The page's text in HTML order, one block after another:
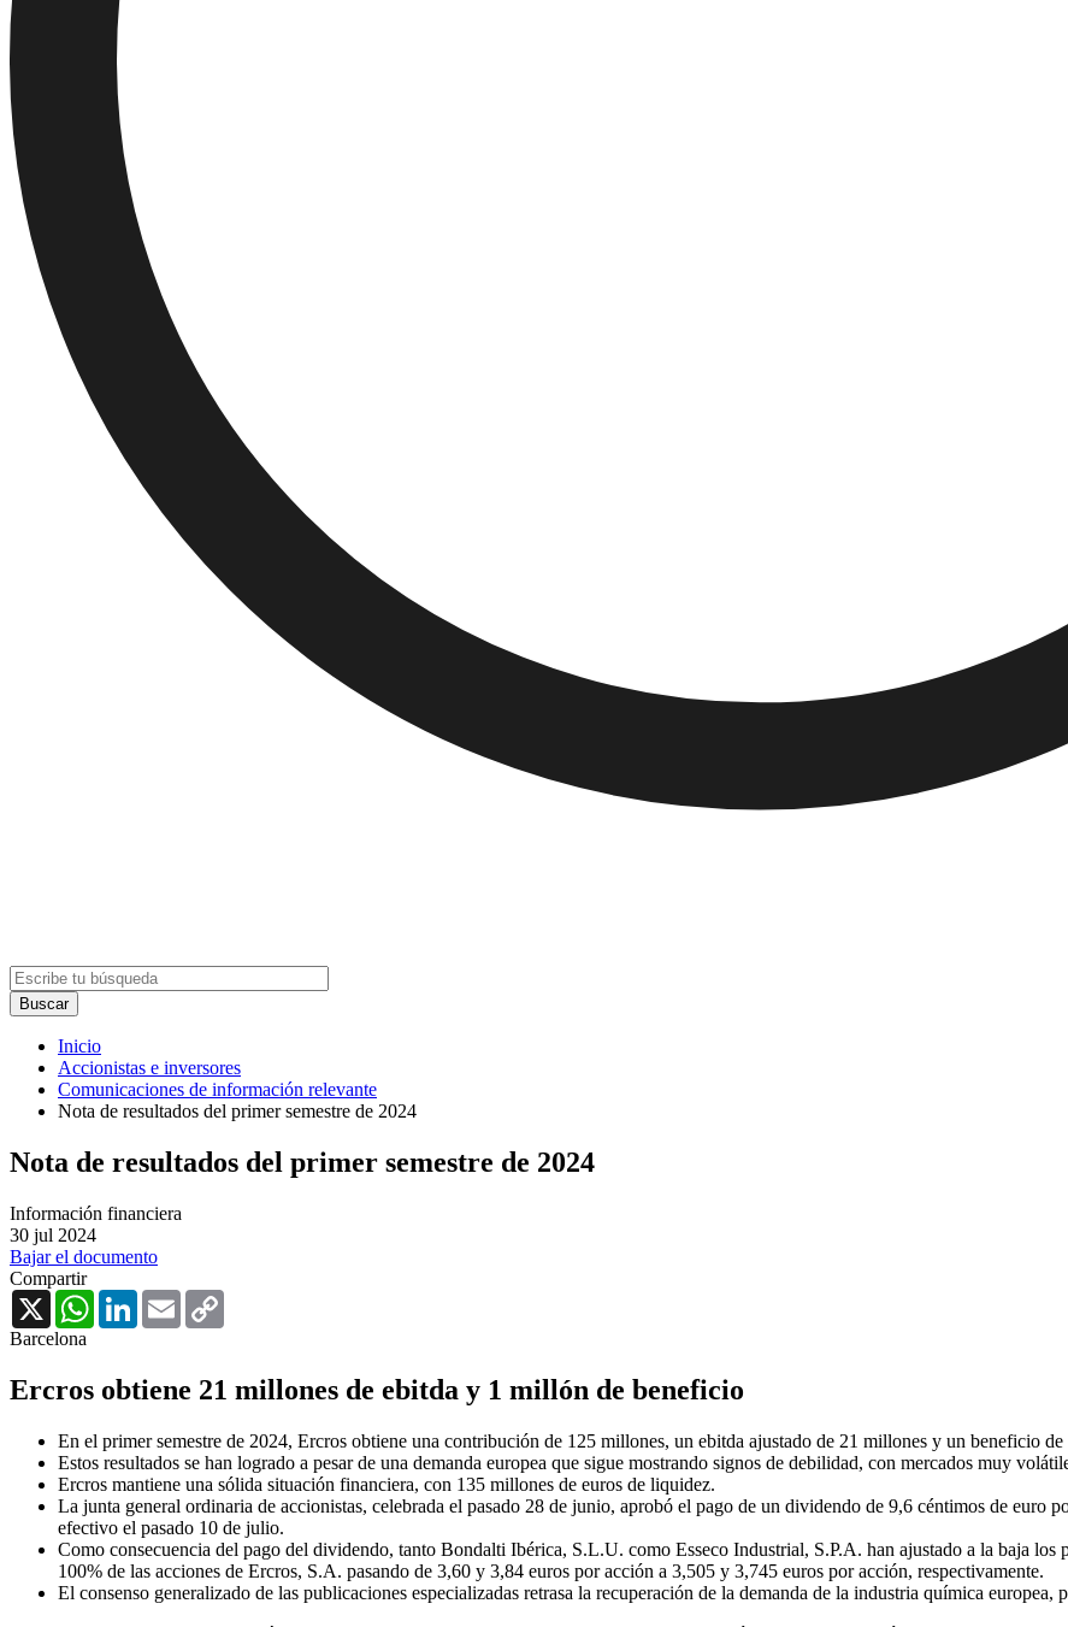
Inicio
Accionistas e inversores
Comunicaciones de información relevante
Nota de resultados del primer semestre de 2024
Nota de resultados del primer semestre de 2024
Información financiera
30 jul 2024
Bajar el documento
Compartir
X
WhatsAppLinkedInEmail
Barcelona
Ercros obtiene 21 millones de ebitda y 1 millón de beneficio
En el primer semestre de 2024, Ercros obtiene una contribución de 125 millones, un ebitda ajustado de 21 millones y un beneficio
Estos resultados se han logrado a pesar de una demanda europea que sigue mostrando signos de debilidad, con mercados muy
Ercros mantiene una sólida situación financiera, con 135 millones de euros de liquidez.
La junta general ordinaria de accionistas, celebrada el pasado 28 de junio, aprobó el pago de un dividendo de 9,6 céntimos de euro
efectivo el pasado 10 de julio.
Como consecuencia del pago del dividendo, tanto Bondalti Ibérica, S.L.U. como Esseco Industrial, S.P.A. han ajustado a la baja los
100% de las acciones de Ercros, S.A. pasando de 3,60 y 3,84 euros por acción a 3,505 y 3,745 euros por acción, respectivamente.
El consenso generalizado de las publicaciones especializadas retrasa la recuperación de la demanda de la industria química